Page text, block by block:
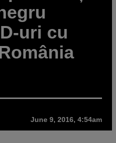
uri cu
June 9, 2016, 4:54am